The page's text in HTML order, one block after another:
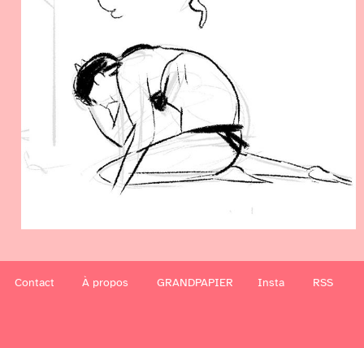
Contact À propos GRANDPAPIER Insta RSS